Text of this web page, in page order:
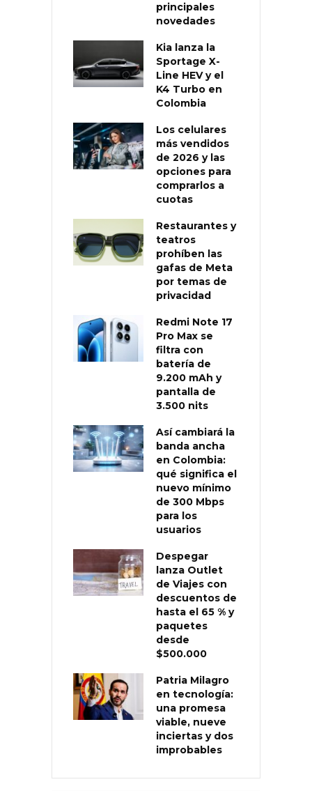
principales
novedades
Kia lanza la
Sportage X-
Line HEV y el
K4 Turbo en
Colombia
Los celulares
más vendidos
de 2026 y las
opciones para
comprarlos a
cuotas
Restaurantes y
teatros
prohíben las
gafas de Meta
por temas de
privacidad
Redmi Note 17
Pro Max se
filtra con
batería de
9.200 mAh y
pantalla de
3.500 nits
Así cambiará la
banda ancha
en Colombia:
qué significa el
nuevo mínimo
de 300 Mbps
para los
usuarios
Despegar
lanza Outlet
de Viajes con
descuentos de
hasta el 65 % y
paquetes
desde
$500.000
Patria Milagro
en tecnología:
una promesa
viable, nueve
inciertas y dos
improbables